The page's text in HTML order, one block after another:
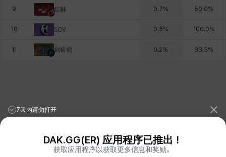
9 红鞋 0.7% 50.0%
10 SCV 0.5% 100.0%
11 剑齿虎 0.2% 33.3%
League of Legends StatsPORO.GG
7天内请勿打开
DAK.GG(ER) 应用程序已推出！
获取应用程序以获取更多信息和奖励。